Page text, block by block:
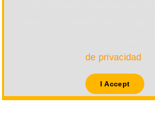
de privacidad
I Accept